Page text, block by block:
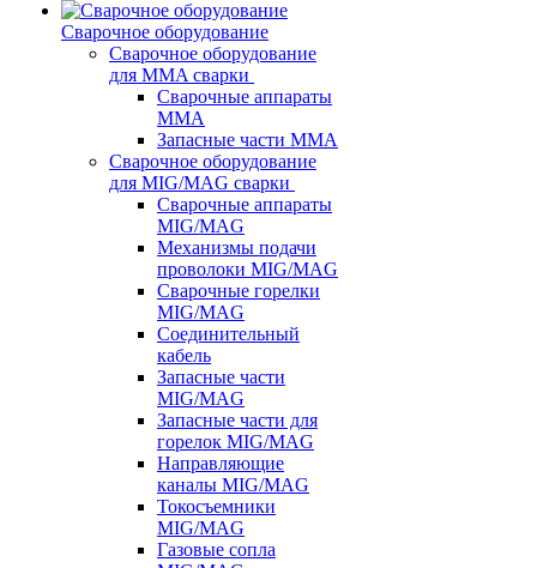
Сварочное оборудование
Сварочное оборудование
для MMA сварки
Сварочные аппараты
MMA
Запасные части MMA
Сварочное оборудование
для MIG/MAG сварки
Сварочные аппараты
MIG/MAG
Механизмы подачи
проволоки MIG/MAG
Сварочные горелки
MIG/MAG
Соединительный
кабель
Запасные части
MIG/MAG
Запасные части для
горелок MIG/MAG
Направляющие
каналы MIG/MAG
Токосъемники
MIG/MAG
Газовые сопла